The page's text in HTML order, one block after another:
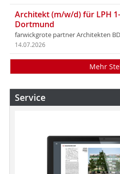
Architekt (m/w/d) für LPH
Dortmund
farwickgrote partner Architekten
14.07.2026
Mehr
Service